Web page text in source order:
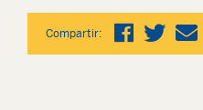
Compartir: